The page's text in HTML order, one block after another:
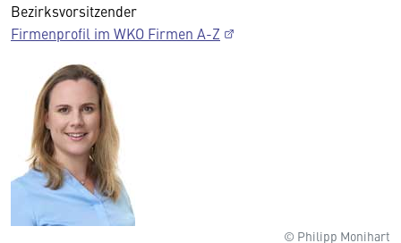
Bezirksvorsitzender
Firmenprofil im WKO Firmen A-Z
© Philipp Monihart